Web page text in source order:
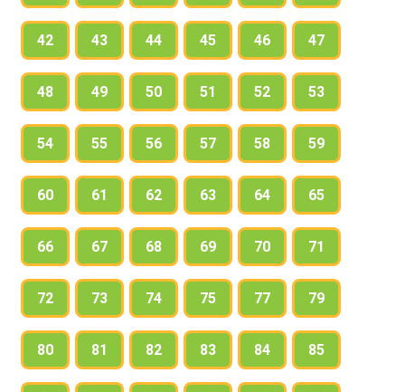
42 43 44 45 46 47
48 49 50 51 52 53
54 55 56 57 58 59
60 61 62 63 64 65
66 67 68 69 70 71
72 73 74 75 77 79
80 81 82 83 84 85